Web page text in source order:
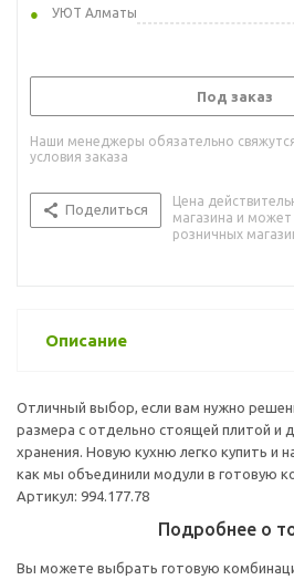
УЮТ Алматы
Под заказ
Наши менеджеры обязательно
условия заказа
Поделиться
Цена
магазина и может
розничных
Описание
Отличный выбор, если вам нужно
размера с отдельно стоящей плитой и
хранения. Новую кухню легко купить и
как мы объединили модули в готовую
Артикул: 994.177.78
Подробнее о
Вы можете выбрать готовую